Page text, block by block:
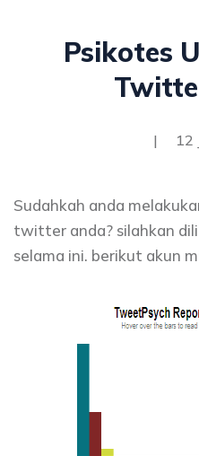
Psikotes
| 12
Sudahkah anda
twitter anda? silahkan
selama ini. berikut akun